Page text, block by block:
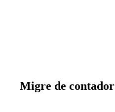
Migre de contador